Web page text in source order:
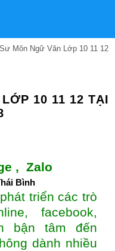
Môn Ngữ Văn Lớp 10 11 12
10 11 12 TẠI
, Zalo
Bình
triển các trò
facebook,
bận tâm đến
dành nhiều